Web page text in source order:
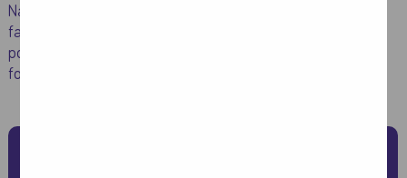
Najpierw należy jednak skonsultować się z lekarzem lub
farmaceutą i upewnić się, kiedy i w jakiej formie najlepiej
podawać lekarstwo: po posiłku czy na pusty żołądek, w
formie płynu, tabletki czy kapsułki.